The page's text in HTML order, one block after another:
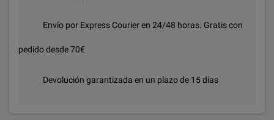
Envío por Express Courier en 24/48 horas. Gratis con
pedido desde 70€
Devolución garantizada en un plazo de 15 días